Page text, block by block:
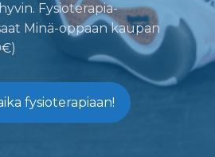
Fysioterapia-
Minä-oppaan kaupan
fysioterapiaan!